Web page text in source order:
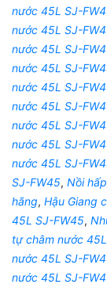
nước 45L SJ-
nước 45L SJ-
nước 45L SJ-
nước 45L SJ-
nước 45L SJ-
nước 45L SJ-
nước 45L SJ-
nước 45L SJ-
nước 45L SJ-
SJ-FW45, Nồi
hãng, Hậu Giang
45L SJ-FW45,
tự châm nước
nước 45L SJ-
nước 45L SJ-